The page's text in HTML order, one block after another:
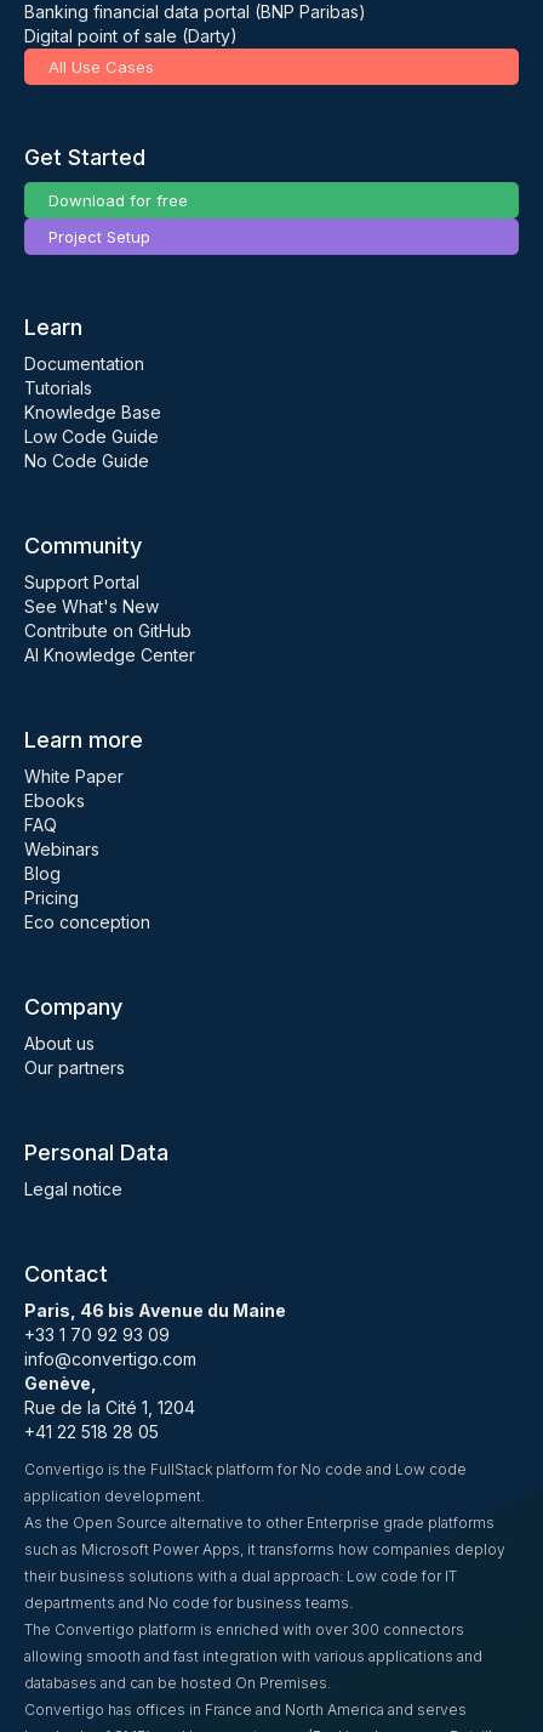
Banking financial data portal (BNP Paribas)
Digital point of sale (Darty)
All Use Cases
Get Started
Download for free
Project Setup
Learn
Documentation
Tutorials
Knowledge Base
Low Code Guide
No Code Guide
Community
Support Portal
See What's New
Contribute on GitHub
AI Knowledge Center
Learn more
White Paper
Ebooks
FAQ
Webinars
Blog
Pricing
Eco conception
Company
About us
Our partners
Personal Data
Legal notice
Contact
Paris, 46 bis Avenue du Maine
+33 1 70 92 93 09
info@convertigo.com
Genève,
Rue de la Cité 1, 1204
+41 22 518 28 05
Convertigo is the FullStack platform for No code and Low code
application development.
As the Open Source alternative to other Enterprise grade platforms
such as Microsoft Power Apps, it transforms how companies deploy
their business solutions with a dual approach: Low code for IT
departments and No code for business teams.
The Convertigo platform is enriched with over 300 connectors
allowing smooth and fast integration with various applications and
databases and can be hosted On Premises.
Convertigo has offices in France and North America and serves